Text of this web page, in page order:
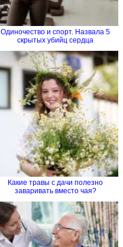
Одиночество и спорт. Назвала 5
скрытых убийц сердца
Какие травы с дачи полезно
заваривать вместо чая?